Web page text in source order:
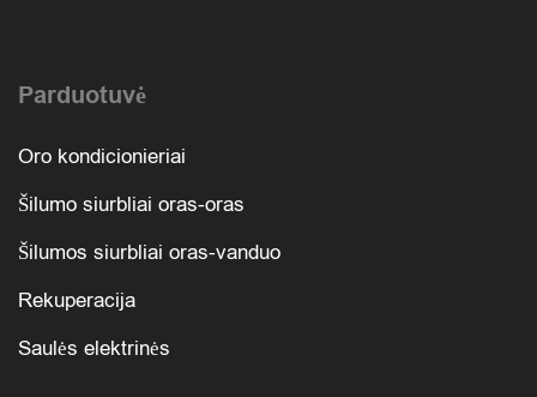
Parduotuvė
Oro kondicionieriai
Šilumo siurbliai oras-oras
Šilumos siurbliai oras-vanduo
Rekuperacija
Saulės elektrinės